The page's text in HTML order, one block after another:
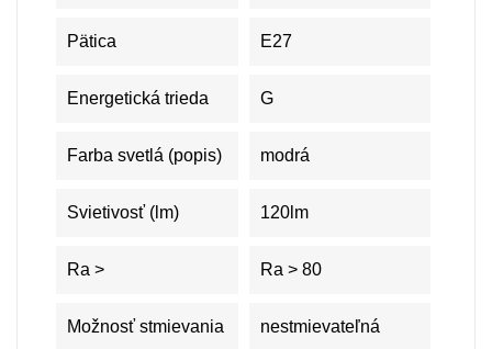
Pätica E27
Energetická trieda G
Farba svetlá (popis) modrá
Svietivosť (lm) 120lm
Ra > Ra > 80
Možnosť stmievania nestmievateľná